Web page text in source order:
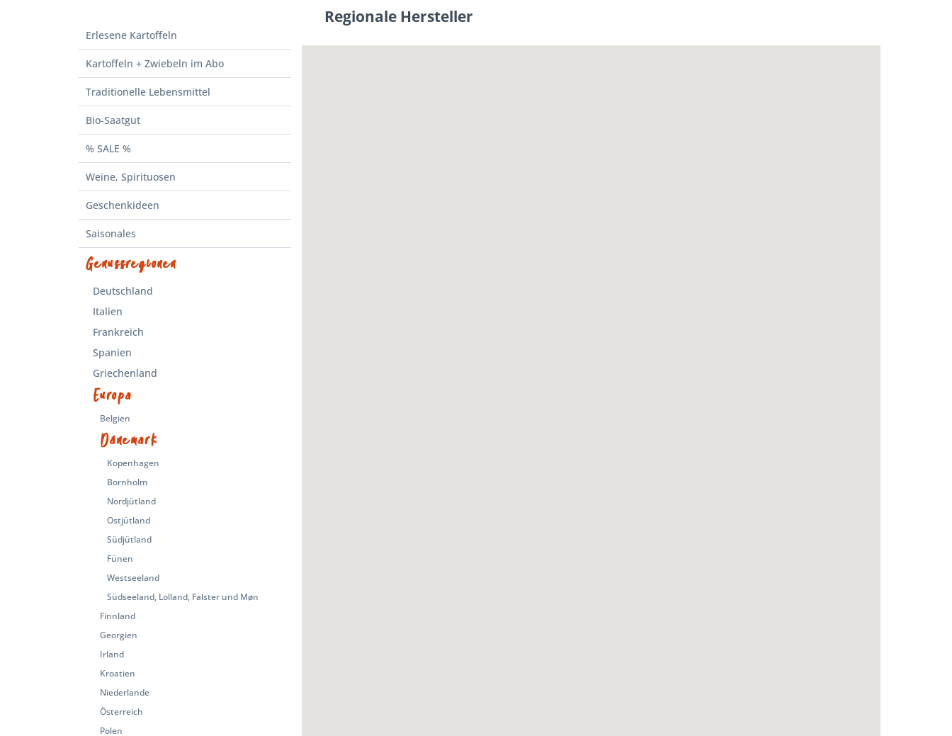
Erlesene Kartoffeln
Kartoffeln + Zwiebeln im Abo
Traditionelle Lebensmittel
Bio-Saatgut
% SALE %
Weine, Spirituosen
Geschenkideen
Saisonales
Genussregionen
Deutschland
Italien
Frankreich
Spanien
Griechenland
Europa
Belgien
Dänemark
Kopenhagen
Bornholm
Nordjütland
Ostjütland
Südjütland
Fünen
Westseeland
Südseeland, Lolland, Falster und Møn
Finnland
Georgien
Irland
Kroatien
Niederlande
Österreich
Polen
Regionale Hersteller